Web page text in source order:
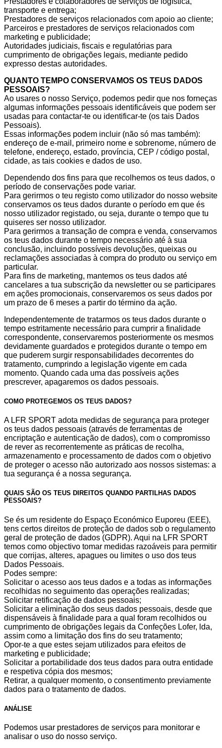
transporte e entrega;
Prestadores de serviços relacionados com apoio ao cliente;
Parceiros e prestadores de serviços relacionados com
marketing e publicidade;
Autoridades judiciais, fiscais e regulatórias para
cumprimento de obrigações legais, mediante pedido
expresso destas autoridades.
QUANTO TEMPO CONSERVAMOS OS TEUS DADOS
PESSOAIS?
Ao usares o nosso Serviço, podemos pedir que nos forneças
algumas informações pessoais identificáveis que podem ser
usadas para contactar-te ou identificar-te (os tais Dados
Pessoais).
Essas informações podem incluir (não só mas também):
endereço de e-mail, primeiro nome e sobrenome, número de
telefone, endereço, estado, província, CEP / código postal,
cidade, as tais cookies e dados de uso.
Dependendo dos fins para que recolhemos os teus dados, o
período de conservações pode variar.
Para gerirmos o teu registo como utilizador do nosso website
conservamos os teus dados durante o período em que és
nosso utilizador registado, ou seja, durante o tempo que tu
quiseres ser nosso utilizador.
Para gerirmos a transação de compra e venda, conservamos
os teus dados durante o tempo necessário até à sua
conclusão, incluindo possíveis devoluções, queixas ou
reclamações associadas à compra do produto ou serviço em
particular.
Para fins de marketing, mantemos os teus dados até
cancelares a tua subscrição da newsletter ou se participares
em ações promocionais, conservaremos os seus dados por
um prazo de 6 meses a partir do término da ação.
Independentemente de tratarmos os teus dados durante o
tempo estritamente necessário para cumprir a finalidade
correspondente, conservaremos posteriormente os mesmos
devidamente guardados e protegidos durante o tempo em
que puderem surgir responsabilidades decorrentes do
tratamento, cumprindo a legislação vigente em cada
momento. Quando cada uma das possíveis ações
prescrever, apagaremos os dados pessoais.
COMO PROTEGEMOS OS TEUS DADOS?
A LFR SPORT adota medidas de segurança para proteger
os teus dados pessoais (através de ferramentas de
encriptação e autenticação de dados), com o compromisso
de rever as recorrentemente as práticas de recolha,
armazenamento e processamento de dados com o objetivo
de proteger o acesso não autorizado aos nossos sistemas: a
tua segurança é a nossa segurança.
QUAIS SÃO OS TEUS DIREITOS QUANDO PARTILHAS DADOS
PESSOAIS?
Se és um residente do Espaço Económico Euporeu (EEE),
tens certos direitos de proteção de dados sob o regulamento
geral de proteção de dados (GDPR). Aqui na LFR SPORT
temos como objectivo tomar medidas razoáveis para permitir
que corrijas, alteres, apagues ou limites o uso dos teus
Dados Pessoais.
Podes sempre:
Solicitar o acesso aos teus dados e a todas as informações
recolhidas no seguimento das operações realizadas;
Solicitar retificação de dados pessoais;
Solicitar a eliminação dos seus dados pessoais, desde que
dispensáveis à finalidade para a qual foram recolhidos ou
cumprimento de obrigações legais da Confeções Lofer, lda,
assim como a limitação dos fins do seu tratamento;
Opor-te a que estes sejam utilizados para efeitos de
marketing e publicidade;
Solicitar a portabilidade dos teus dados para outra entidade
e respetiva cópia dos mesmos;
Retirar, a qualquer momento, o consentimento previamente
dados para o tratamento de dados.
ANÁLISE
Podemos usar prestadores de serviços para monitorar e
analisar o uso do nosso serviço.